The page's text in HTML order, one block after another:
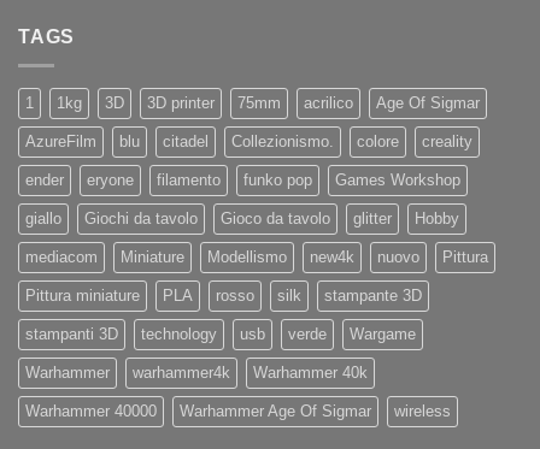
TAGS
1 1kg 3D 3D printer 75mm acrilico Age Of Sigmar
AzureFilm blu citadel Collezionismo. colore creality
ender eryone filamento funko pop Games Workshop
giallo Giochi da tavolo Gioco da tavolo glitter Hobby
mediacom Miniature Modellismo new4k nuovo Pittura
Pittura miniature PLA rosso silk stampante 3D
stampanti 3D technology usb verde Wargame
Warhammer warhammer4k Warhammer 40k
Warhammer 40000 Warhammer Age Of Sigmar wireless